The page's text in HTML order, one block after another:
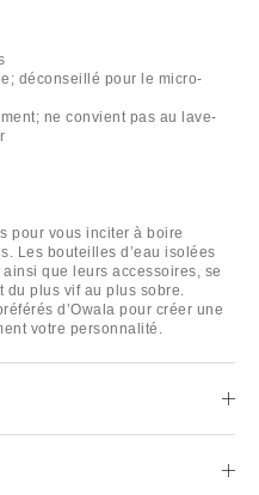
déconseillé pour le micro-
ne convient pas au lave-
pour vous inciter à boire
Les bouteilles d’eau isolées
que leurs accessoires, se
plus vif au plus sobre.
d’Owala pour créer une
votre personnalité.